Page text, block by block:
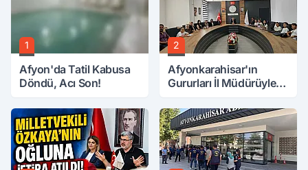
1
Afyon'da Tatil Kabusa
Döndü, Acı Son!
2
Afyonkarahisar'ın
Gururları İl Müdürüyle